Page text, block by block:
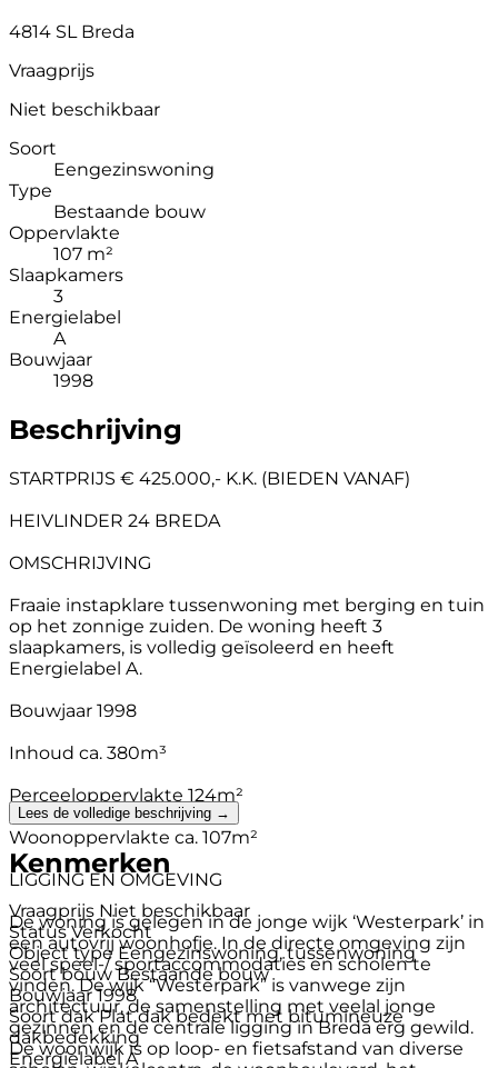
4814 SL Breda
Vraagprijs
Niet beschikbaar
Soort
Eengezinswoning
Type
Bestaande bouw
Oppervlakte
107 m²
Slaapkamers
3
Energielabel
A
Bouwjaar
1998
Beschrijving
STARTPRIJS € 425.000,- K.K. (BIEDEN VANAF)
HEIVLINDER 24 BREDA
OMSCHRIJVING
Fraaie instapklare tussenwoning met berging en tuin
op het zonnige zuiden. De woning heeft 3
slaapkamers, is volledig geïsoleerd en heeft
Energielabel A.
Bouwjaar 1998
Inhoud ca. 380m³
Perceeloppervlakte 124m²
Woonoppervlakte ca. 107m²
LIGGING EN OMGEVING
De woning is gelegen in de jonge wijk ‘Westerpark’ in
een autovrij woonhofje. In de directe omgeving zijn
veel speel-/ sportaccommodaties en scholen te
vinden. De wijk “Westerpark” is vanwege zijn
architectuur, de samenstelling met veelal jonge
gezinnen en de centrale ligging in Breda erg gewild.
De woonwijk is op loop- en fietsafstand van diverse
Lees de volledige beschrijving →
Kenmerken
Vraagprijs Niet beschikbaar
Status Verkocht
Object type Eengezinswoning, tussenwoning
Soort bouw Bestaande bouw
Bouwjaar 1998
Soort dak Plat dak bedekt met bitumineuze
dakbedekking
Energielabel A